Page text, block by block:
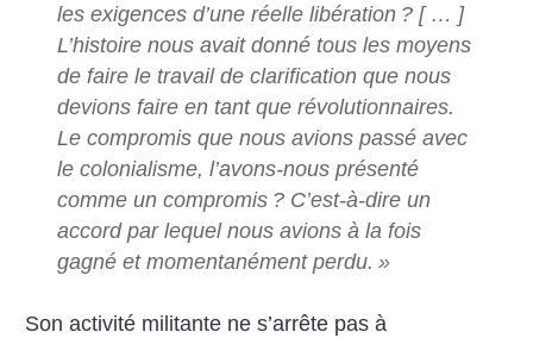
les exigences d’une réelle libération ? [ … ]
L’histoire nous avait donné tous les moyens
de faire le travail de clarification que nous
devions faire en tant que révolutionnaires.
Le compromis que nous avions passé avec
le colonialisme, l’avons-nous présenté
comme un compromis ? C’est-à-dire un
accord par lequel nous avions à la fois
gagné et momentanément perdu. »
Son activité militante ne s’arrête pas à